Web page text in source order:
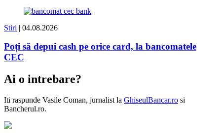
Stiri | 04.08.2026
Poți să depui cash pe orice card, la bancomatele
CEC
Ai o intrebare?
Iti raspunde Vasile Coman, jurnalist la GhiseulBancar.ro si
Bancherul.ro.